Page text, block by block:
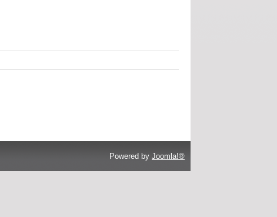
Powered by Joomla!®